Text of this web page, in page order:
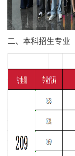
二、本科招生专业